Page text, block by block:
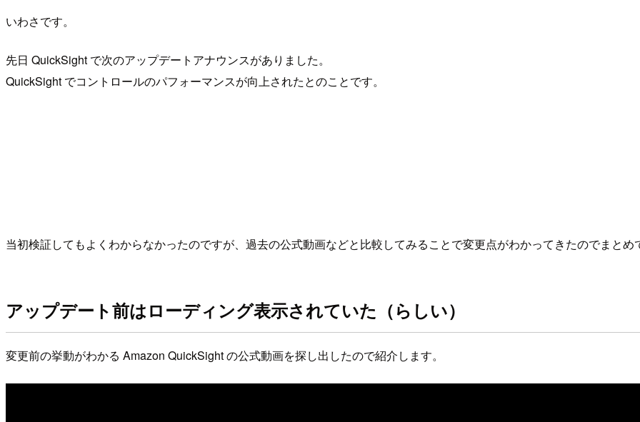
いわさです。
先日 QuickSight で次のアップデートアナウンスがありました。
QuickSight でコントロールのパフォーマンスが向上されたとのことです。
当初検証してもよくわからなかったのですが、過去の公式動画などと比較してみることで変更点がわかってきたのでまとめ
アップデート前はローディング表示されていた（らしい）
変更前の挙動がわかる Amazon QuickSight の公式動画を探し出したので紹介します。